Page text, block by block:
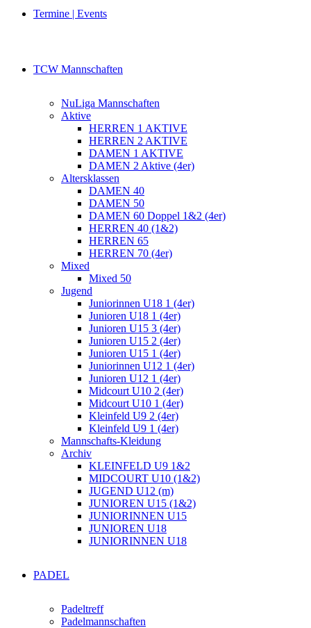
Termine | Events
TCW Mannschaften
NuLiga Mannschaften
Aktive
HERREN 1 AKTIVE
HERREN 2 AKTIVE
DAMEN 1 AKTIVE
DAMEN 2 Aktive (4er)
Altersklassen
DAMEN 40
DAMEN 50
DAMEN 60 Doppel 1&2 (4er)
HERREN 40 (1&2)
HERREN 65
HERREN 70 (4er)
Mixed
Mixed 50
Jugend
Juniorinnen U18 1 (4er)
Junioren U18 1 (4er)
Junioren U15 3 (4er)
Junioren U15 2 (4er)
Junioren U15 1 (4er)
Juniorinnen U12 1 (4er)
Junioren U12 1 (4er)
Midcourt U10 2 (4er)
Midcourt U10 1 (4er)
Kleinfeld U9 2 (4er)
Kleinfeld U9 1 (4er)
Mannschafts-Kleidung
Archiv
KLEINFELD U9 1&2
MIDCOURT U10 (1&2)
JUGEND U12 (m)
JUNIOREN U15 (1&2)
JUNIORINNEN U15
JUNIOREN U18
JUNIORINNEN U18
PADEL
Padeltreff
Padelmannschaften